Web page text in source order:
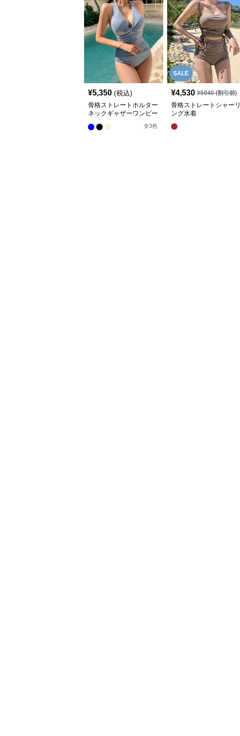
¥5,350 (税込)
骨格ストレートホルター
ネックギャザーワンピー
全3色
SALE
¥4,530 ¥5040(割引前)
骨格ストレートシャーリ
ング水着